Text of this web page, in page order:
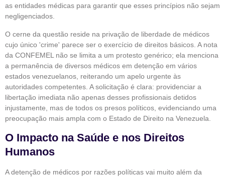
as entidades médicas para garantir que esses princípios não sejam
negligenciados.
O cerne da questão reside na privação de liberdade de médicos
cujo único 'crime' parece ser o exercício de direitos básicos. A nota
da CONFEMEL não se limita a um protesto genérico; ela menciona
a permanência de diversos médicos em detenção em vários
estados venezuelanos, reiterando um apelo urgente às
autoridades competentes. A solicitação é clara: providenciar a
libertação imediata não apenas desses profissionais detidos
injustamente, mas de todos os presos políticos, evidenciando uma
preocupação mais ampla com o Estado de Direito na Venezuela.
O Impacto na Saúde e nos Direitos
Humanos
A detenção de médicos por razões políticas vai muito além da